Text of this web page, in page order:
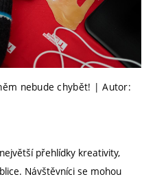
nebude chybět! | Autor:
přehlídky kreativity,
Návštěvníci se mohou